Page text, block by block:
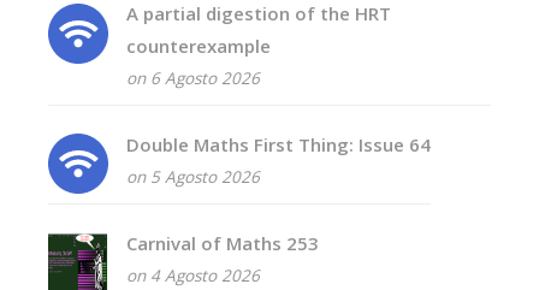
A partial digestion of the HRT
counterexample
on 6 Agosto 2026
Double Maths First Thing: Issue 64
on 5 Agosto 2026
Carnival of Maths 253
on 4 Agosto 2026